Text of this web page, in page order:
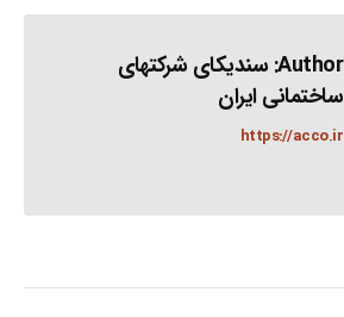
Author: سندیکای شرکتهای
ساختمانی ایران
https://acco.ir